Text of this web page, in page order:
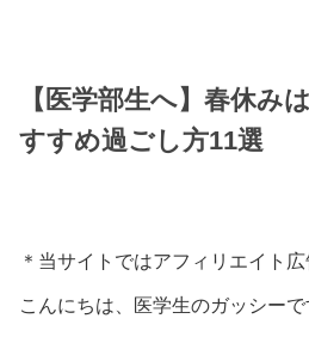
【医学部生へ】春休み
すすめ過ごし方11選
＊当サイトではアフィリエイト
こんにちは、医学生のガッシーで